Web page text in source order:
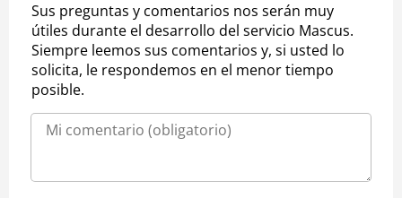
Sus preguntas y comentarios nos serán muy
útiles durante el desarrollo del servicio Mascus.
Siempre leemos sus comentarios y, si usted lo
solicita, le respondemos en el menor tiempo
posible.